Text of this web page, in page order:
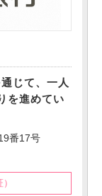
じて、一人
を進めてい
番17号